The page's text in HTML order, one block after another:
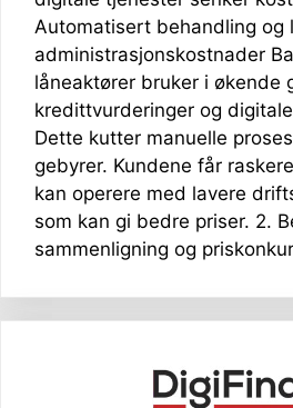
Automatisert behandling og
administrasjonskostnader
låneaktører bruker i økende
kredittvurderinger og
Dette kutter manuelle
gebyrer. Kundene får
kan operere med lavere
som kan gi bedre priser. 2.
sammenligning og